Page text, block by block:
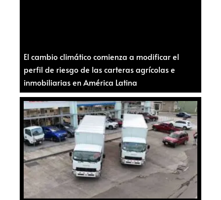
El cambio climático comienza a modificar el
perfil de riesgo de las carteras agrícolas e
inmobiliarias en América Latina